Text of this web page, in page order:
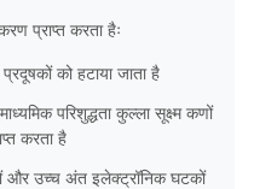
प्राप्त करता हैः
को हटाया जाता है
परिशुद्धता कुल्ला सूक्ष्म कणों
करता है
और उच्च अंत इलेक्ट्रॉनिक घटकों